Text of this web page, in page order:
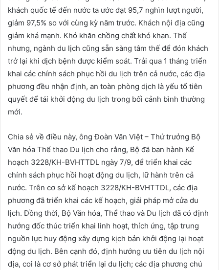
khách quốc tế đến nước ta ước đạt 95,7 nghìn lượt người,
giảm 97,5% so với cùng kỳ năm trước. Khách nội địa cũng
giảm khá mạnh. Khó khăn chồng chất khó khan. Thế
nhưng, ngành du lịch cũng sẵn sàng tâm thế để đón khách
trở lại khi dịch bệnh được kiểm soát. Trải qua 1 tháng triển
khai các chính sách phục hồi du lịch trên cả nước, các địa
phương đều nhận định, an toàn phòng dịch là yếu tố tiên
quyết để tái khởi động du lịch trong bối cảnh bình thường
mới.
Chia sẻ về điều này, ông Đoàn Văn Việt – Thứ trưởng Bộ
Văn hóa Thể thao Du lịch cho rằng, Bộ đã ban hành Kế
hoạch 3228/KH-BVHTTDL ngày 7/9, để triển khai các
chính sách phục hồi hoạt động du lịch, lữ hành trên cả
nước. Trên cơ sở kế hoạch 3228/KH-BVHTTDL, các địa
phương đã triển khai các kế hoạch, giải pháp mở cửa du
lịch. Đồng thời, Bộ Văn hóa, Thể thao và Du lịch đã có định
hướng đốc thúc triển khai linh hoạt, thích ứng, tập trung
nguồn lực huy động xây dựng kịch bản khởi động lại hoạt
động du lịch. Bên cạnh đó, định hướng ưu tiên du lịch nội
địa, coi là cơ sở phát triển lại du lịch; các địa phương chú